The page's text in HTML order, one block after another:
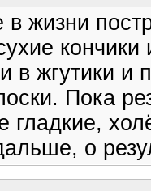
в жизни
в жгутики
Пока
гладкие,
о